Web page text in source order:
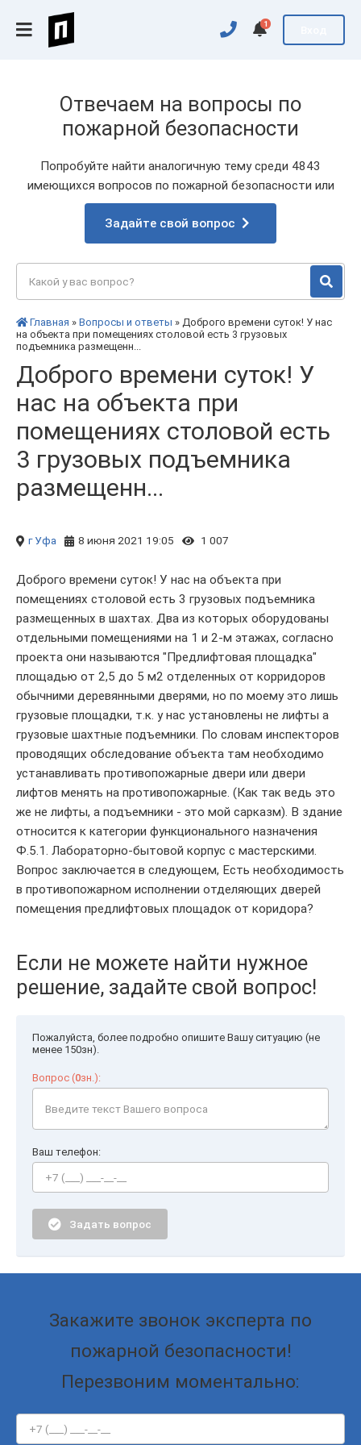
1
Отвечаем на вопросы по
пожарной безопасности
Попробуйте найти аналогичную тему среди 4843
имеющихся вопросов по пожарной безопасности или
Задайте свой вопрос
Главная » Вопросы и ответы » Доброго времени суток! У нас
на объекта при помещениях столовой есть 3 грузовых
подъемника размещенн...
Доброго времени суток! У
нас на объекта при
помещениях столовой есть
3 грузовых подъемника
размещенн...
г Уфа 8 июня 2021 19:05 1 007
Доброго времени суток! У нас на объекта при
помещениях столовой есть 3 грузовых подъемника
размещенных в шахтах. Два из которых оборудованы
отдельными помещениями на 1 и 2-м этажах, согласно
проекта они называются "Предлифтовая площадка"
площадью от 2,5 до 5 м2 отделенных от корридоров
обычними деревянными дверями, но по моему это лишь
грузовые площадки, т.к. у нас установлены не лифты а
грузовые шахтные подъемники. По словам инспекторов
проводящих обследование объекта там необходимо
устанавливать противопожарные двери или двери
лифтов менять на противопожарные. (Как так ведь это
же не лифты, а подъемники - это мой сарказм). В здание
относится к категории функционального назначения
Ф.5.1. Лабораторно-бытовой корпус с мастерскими.
Вопрос заключается в следующем, Есть необходимость
в противопожарном исполнении отделяющих дверей
помещения предлифтовых площадок от коридора?
Если не можете найти нужное
решение, задайте свой вопрос!
Пожалуйста, более подробно опишите Вашу ситуацию (не
менее 150зн).
Вопрос (0зн.):
Ваш телефон:
Задать вопрос
Закажите звонок эксперта по
пожарной безопасности!
Перезвоним моментально: